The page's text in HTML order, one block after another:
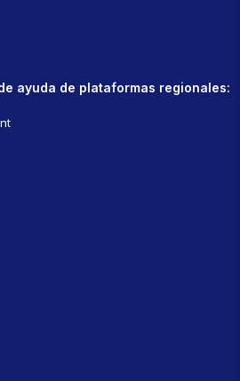
ayuda de plataformas regionales: